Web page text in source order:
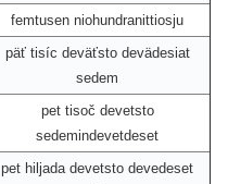
femtusen niohundranittiosju
päť tisíc deväťsto devädesiat
sedem
pet tisoč devetsto
sedemindevetdeset
pet hiljada devetsto devedeset